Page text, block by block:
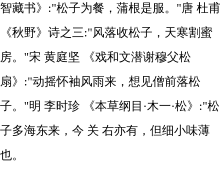
智藏书》:"松子为餐，蒲根是服。"唐 杜甫
《秋野》诗之三:"风落收松子，天寒割蜜
房。"宋 黄庭坚 《戏和文潜谢穆父松
扇》:"动摇怀袖风雨来，想见僧前落松
子。"明 李时珍 《本草纲目·木一·松》:"松
子多海东来，今 关 右亦有，但细小味薄
也。